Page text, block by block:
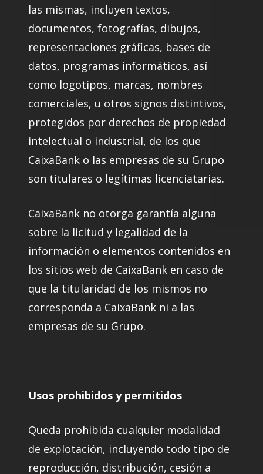
las mismas, incluyen textos,
documentos, fotografías, dibujos,
representaciones gráficas, bases de
datos, programas informáticos, así
como logotipos, marcas, nombres
comerciales, u otros signos distintivos,
protegidos por derechos de propiedad
intelectual o industrial, de los que
CaixaBank o las empresas de su Grupo
son titulares o legítimas licenciatarias.
CaixaBank no otorga garantía alguna
sobre la licitud y legalidad de la
información o elementos contenidos en
los sitios web de CaixaBank en caso de
que la titularidad de los mismos no
corresponda a CaixaBank ni a las
empresas de su Grupo.
Usos prohibidos y permitidos
Queda prohibida cualquier modalidad
de explotación, incluyendo todo tipo de
reproducción, distribución, cesión a